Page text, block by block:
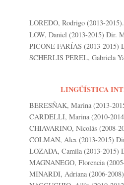
LOREDO, Rodrigo (2013-
LOW, Daniel (2013-2015) Dir.
PICONE FARÍAS (2013-2015)
SCHERLIS PEREL, Gabriela
LINGÜÍSTICA
BERESÑAK, Marina (2013-
CARDELLI, Marina (2010-
CHIAVARINO, Nicolás (2008-
COLMAN, Alex (2013-2015)
LOZADA, Camila (2013-2015)
MAGNANEGO, Florencia
MINARDI, Adriana (2006-